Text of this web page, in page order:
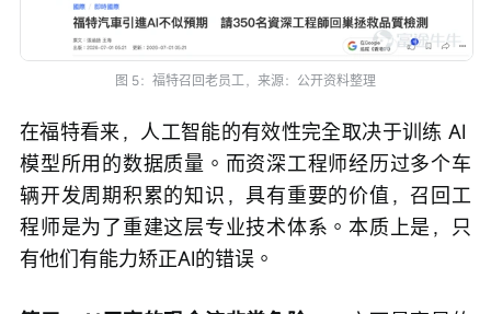
图 5：福特召回老员工，来源：公开资料整理
在福特看来，人工智能的有效性完全取决于训练 AI
模型所用的数据质量。而资深工程师经历过多个车
辆开发周期积累的知识，具有重要的价值，召回工
程师是为了重建这层专业技术体系。本质上是，只
有他们有能力矫正AI的错误。